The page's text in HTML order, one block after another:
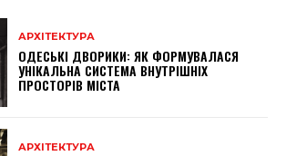
АРХІТЕКТУРА
ОДЕСЬКІ ДВОРИКИ: ЯК ФОРМУВАЛАСЯ
УНІКАЛЬНА СИСТЕМА ВНУТРІШНІХ
ПРОСТОРІВ МІСТА
АРХІТЕКТУРА